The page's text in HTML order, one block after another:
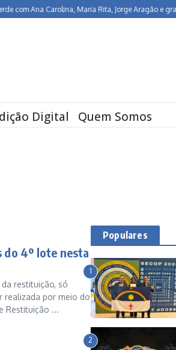
Ana Carolina, Maria Rita, Jorge Aragão e
Digital Quem Somos
4º lote nesta
restituição, só
realizada por meio do
Restituição ...
Populares
1
2